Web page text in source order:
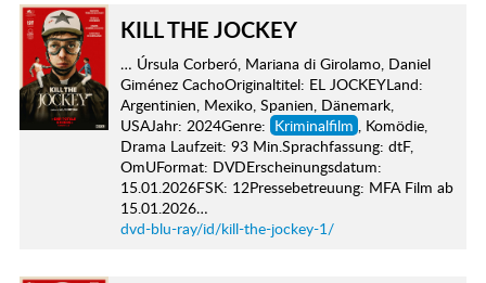
KILL THE JOCKEY
… Úrsula Corberó, Mariana di Girolamo, Daniel
Giménez CachoOriginaltitel: EL JOCKEYLand:
Argentinien, Mexiko, Spanien, Dänemark,
USAJahr: 2024Genre: Kriminalfilm , Komödie,
Drama Laufzeit: 93 Min.Sprachfassung: dtF,
OmUFormat: DVDErscheinungsdatum:
15.01.2026FSK: 12Pressebetreuung: MFA Film ab
15.01.2026…
dvd-blu-ray/id/kill-the-jockey-1/